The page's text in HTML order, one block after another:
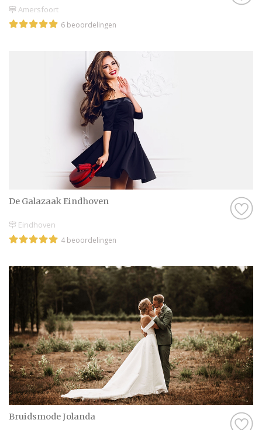
Amersfoort
6 beoordelingen
De Galazaak Eindhoven
Eindhoven
4 beoordelingen
Bruidsmode Jolanda